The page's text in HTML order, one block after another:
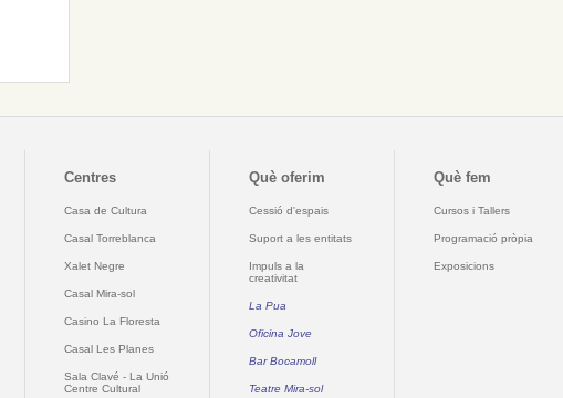
Centres
Casa de Cultura
Casal Torreblanca
Xalet Negre
Casal Mira-sol
Casino La Floresta
Casal Les Planes
Sala Clavé - La Unió
Centre Cultural
Què oferim
Cessió d'espais
Suport a les entitats
Impuls a la
creativitat
La Pua
Oficina Jove
Bar Bocamoll
Teatre Mira-sol
Què fem
Cursos i Tallers
Programació pròpia
Exposicions